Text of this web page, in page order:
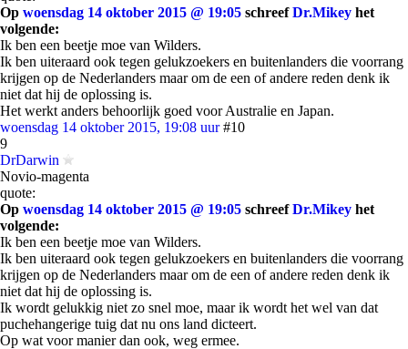
Op woensdag 14 oktober 2015 @ 19:05 schreefDr.Mikey het
volgende:
Ik ben een beetje moe van Wilders.
Ik ben uiteraard ook tegen gelukzoekers en buitenlanders die voorrang
krijgen op de Nederlanders maar om de een of andere reden denk ik
niet dat hij de oplossing is.
Het werkt anders behoorlijk goed voor Australie en Japan.
woensdag 14 oktober 2015, 19:08 uur #10
9
DrDarwin
Novio-magenta
quote:
Op woensdag 14 oktober 2015 @ 19:05 schreefDr.Mikey het
volgende:
Ik ben een beetje moe van Wilders.
Ik ben uiteraard ook tegen gelukzoekers en buitenlanders die voorrang
krijgen op de Nederlanders maar om de een of andere reden denk ik
niet dat hij de oplossing is.
Ik wordt gelukkig niet zo snel moe, maar ik wordt het wel van dat
puchehangerige tuig dat nu ons land dicteert.
Op wat voor manier dan ook, weg ermee.